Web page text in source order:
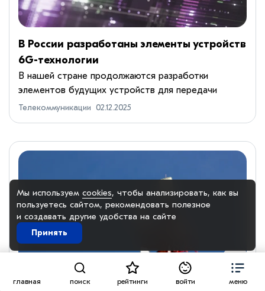
главная поиск рейтинги войти меню
В России разработаны элементы устройств
6G-технологии
В нашей стране продолжаются разработки
элементов будущих устройств для передачи
данных 6-го поколения (6G). Группа ученых
Телекоммуникации 02.12.2025
Перейти
вверх
Мы используем cookies, чтобы анализировать, как вы
пользуетесь сайтом, рекомендовать полезное
и создавать другие удобства на сайте
Принять